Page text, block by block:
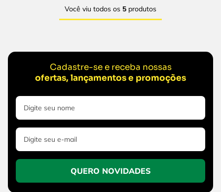
Você viu todos os 5 produtos
Cadastre-se e receba nossas
ofertas, lançamentos e promoções
QUERO NOVIDADES